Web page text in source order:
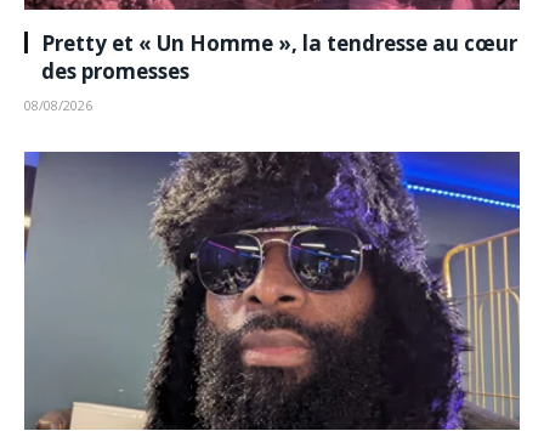
Pretty et « Un Homme », la tendresse au cœur
des promesses
08/08/2026